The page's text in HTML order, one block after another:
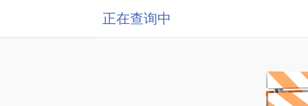
正在查询中